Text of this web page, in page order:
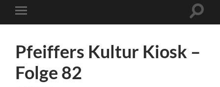
Mobile-
Menü
Pfeiffers Kultur Kiosk –
Folge 82